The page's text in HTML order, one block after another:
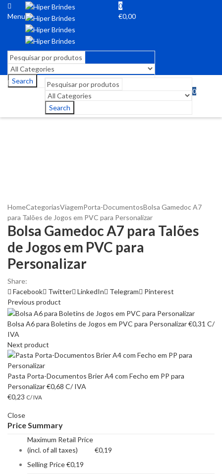
Menu
0
€0,00
Search
Search
0
HomeCategoriasViagemPorta-DocumentosBolsa Gamedoc A7
para Talões de Jogos em PVC para Personalizar
Bolsa Gamedoc A7 para Talões
de Jogos em PVC para
Personalizar
Share:
Facebook
Twitter LinkedIn Telegram
Pinterest
Previous product
Bolsa A6 para Boletins de Jogos em PVC para Personalizar€0,31 C/
IVA
Next product
Pasta Porta-Documentos Brier A4 com Fecho em PP para
Personalizar€0,68 C/ IVA
€0,23 C/ IVA
Close
Price Summary
Maximum Retail Price
(incl. of all taxes)
€0,19
Selling Price€0,19